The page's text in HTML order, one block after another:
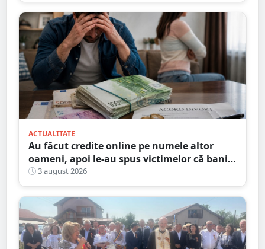
ACTUALITATE
Au făcut credite online pe numele altor
oameni, apoi le-au spus victimelor că banii
sunt din... moștenire
3 august 2026